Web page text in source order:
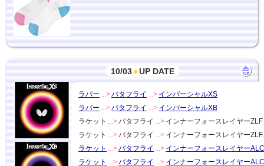
●
10/03 UP DATE
ラバー ...>バタフライ ...> インパーシャルXS
ラバー ...>バタフライ ...> インパーシャルXB
ラケット ...>バタフライ ...> インナーフォースレイヤーZLF
ラケット ...>バタフライ ...> インナーフォースレイヤー
ラケット ...>バタフライ ...> インナーフォースレイヤー
ラケット ...>バタフライ ...> インナーフォースレイヤー